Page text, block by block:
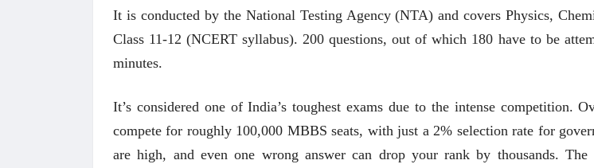
It is conducted by the National Testing Agency (NTA) and covers Physics,
Class 11-12 (NCERT syllabus). 200 questions, out of which 180 have to be
minutes.
It’s considered one of India’s toughest exams due to the intense competition.
compete for roughly 100,000 MBBS seats, with just a 2% selection rate for
are high, and even one wrong answer can drop your rank by thousands. The
व्यक्तिवेध
देणारा चित्रकार